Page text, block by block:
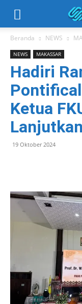
Beranda NEWS
NEWS MAKASSAR
Hadiri
Ketua
19 Oktober 2024